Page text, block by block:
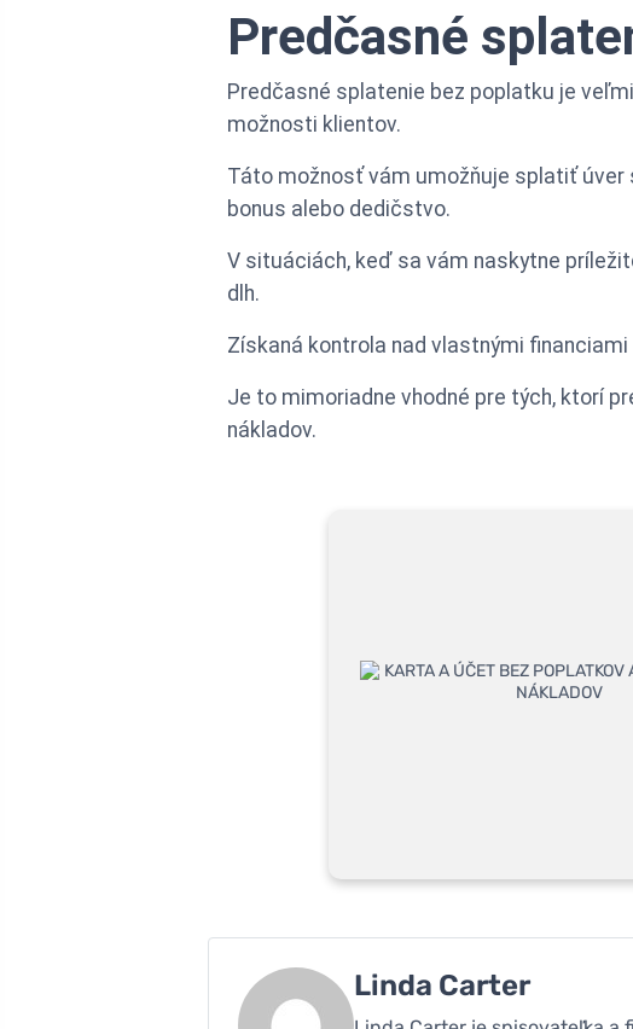
Predčasné
Predčasné splatenie bez poplatku je
možnosti klientov.
Táto možnosť vám umožňuje splatiť úver
bonus alebo dedičstvo.
V situáciách, keď sa vám naskytne
dlh.
Získaná kontrola nad vlastnými
Je to mimoriadne vhodné pre tých, ktorí
nákladov.
Linda Carter